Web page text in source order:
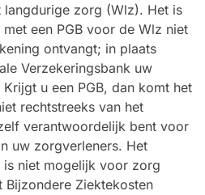
zorg (Wlz). Het is
een PGB voor de Wlz niet
ontvangt; in plaats
Verzekeringsbank uw
u een PGB, dan komt het
rechtstreeks van het
verantwoordelijk bent voor
uw zorgverleners. Het
is niet mogelijk voor zorg
Bijzondere Ziektekosten